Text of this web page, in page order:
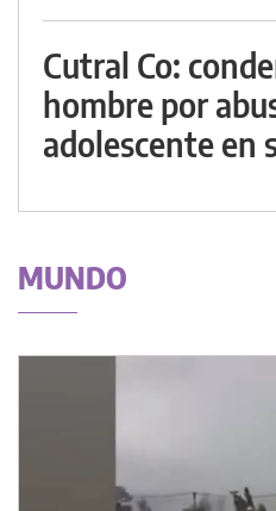
Cutral Co:
hombre por
adolescente en
MUNDO